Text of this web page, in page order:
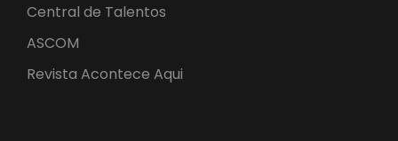
Central de Talentos
ASCOM
Revista Acontece Aqui